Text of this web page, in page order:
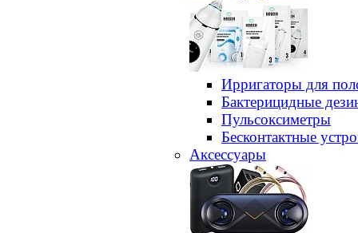
Ирригаторы для
Бактерицидные
Пульсоксиметры
Бесконтактные
Аксессуары